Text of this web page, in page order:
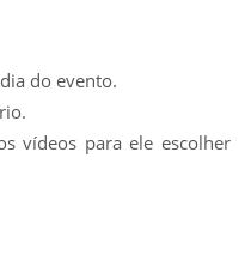
do evento.
vídeos para ele escolher